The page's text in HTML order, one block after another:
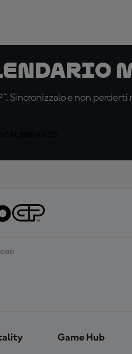
Sincronizzalo e non perderti
Game Hub